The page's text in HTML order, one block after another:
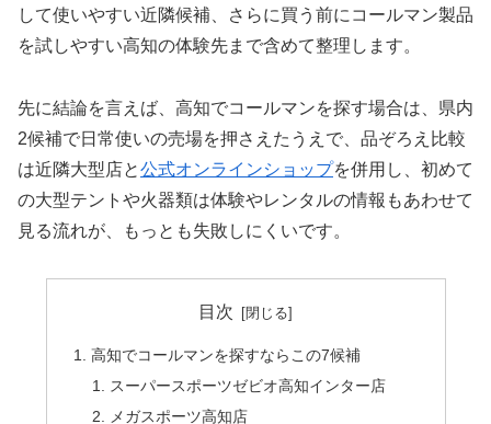
して使いやすい近隣候補、さらに買う前にコールマン製品
を試しやすい高知の体験先まで含めて整理します。
先に結論を言えば、高知でコールマンを探す場合は、県内
2候補で日常使いの売場を押さえたうえで、品ぞろえ比較
は近隣大型店と公式オンラインショップを併用し、初めて
の大型テントや火器類は体験やレンタルの情報もあわせて
見る流れが、もっとも失敗しにくいです。
目次
高知でコールマンを探すならこの7候補
スーパースポーツゼビオ高知インター店
メガスポーツ高知店